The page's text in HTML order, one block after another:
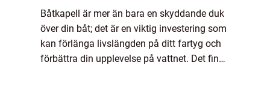
Båtkapell är mer än bara en skyddande duk
över din båt; det är en viktig investering som
kan förlänga livslängden på ditt fartyg och
förbättra din upplevelse på vattnet. Det finns